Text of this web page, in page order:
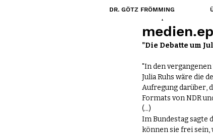
"Die Debatte um
"In den
Julia Ruhs wäre die
Aufregung darüber,
Formats von NDR
(...)
Im Bundestag sagte
können sie frei sein,
DR. GÖTZ FRÖMMING